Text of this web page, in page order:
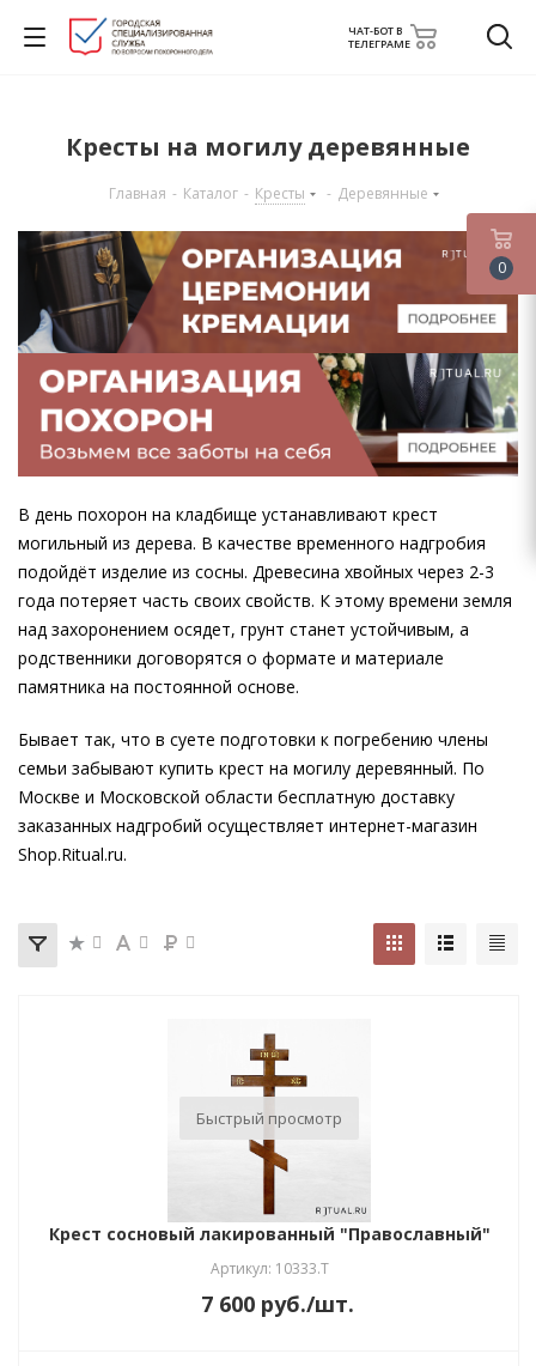
ЧАТ-БОТ В
ТЕЛЕГРАМЕ
Кресты на могилу деревянные
Главная - Каталог - Кресты - Деревянные
В день похорон на кладбище устанавливают крест
могильный из дерева. В качестве временного надгробия
подойдёт изделие из сосны. Древесина хвойных через 2-3
года потеряет часть своих свойств. К этому времени земля
над захоронением осядет, грунт станет устойчивым, а
родственники договорятся о формате и материале
памятника на постоянной основе.
Бывает так, что в суете подготовки к погребению члены
семьи забывают купить крест на могилу деревянный. По
Москве и Московской области бесплатную доставку
заказанных надгробий осуществляет интернет-магазин
Shop.Ritual.ru.
Быстрый просмотр
Крест сосновый лакированный "Православный"
Артикул: 10333.Т
7 600 руб./шт.
0